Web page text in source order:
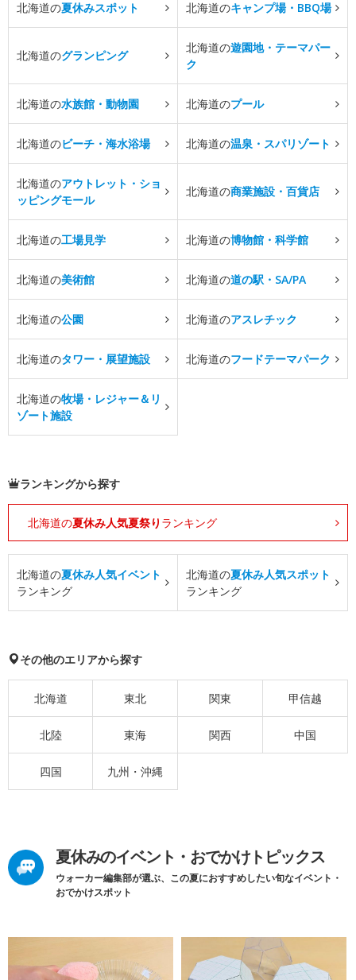
北海道の夏休みスポット 北海道のキャンプ場・BBQ場
北海道のグランピング
北海道の遊園地・テーマパー
ク
北海道の水族館・動物園 北海道のプール
北海道のビーチ・海水浴場 北海道の温泉・スパリゾート
北海道のアウトレット・ショ
ッピングモール
北海道の商業施設・百貨店
北海道の工場見学 北海道の博物館・科学館
北海道の美術館 北海道の道の駅・SA/PA
北海道の公園 北海道のアスレチック
北海道のタワー・展望施設 北海道のフードテーマパーク
北海道の牧場・レジャー＆リ
ゾート施設
ランキングから探す
北海道の夏休み人気夏祭り ランキング
北海道の夏休み人気イベント
ランキング
北海道の夏休み人気スポット
ランキング
その他のエリアから探す
北海道 東北 関東 甲信越
北陸 東海 関西 中国
四国 九州・沖縄
夏休みのイベント・おでかけトピックス
ウォーカー編集部が選ぶ、この夏におすすめしたい旬なイベント・
おでかけスポット